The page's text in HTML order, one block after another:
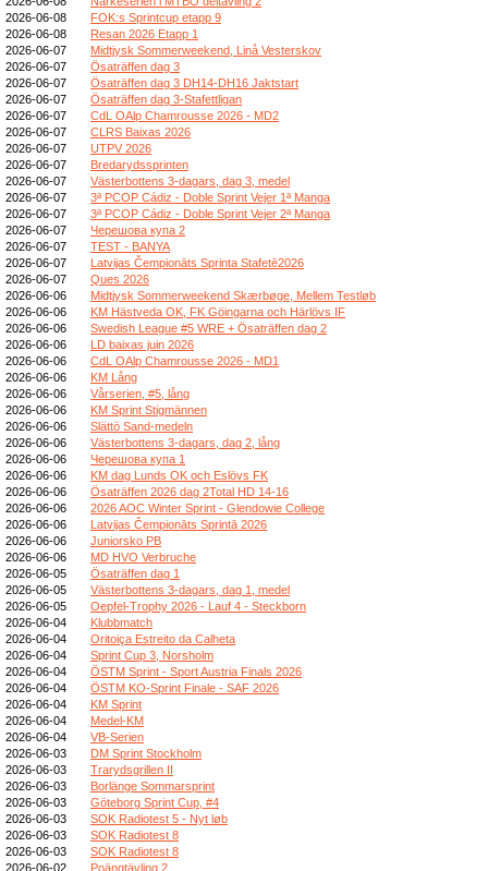
2026-06-08
FOK:s Sprintcup etapp 9
2026-06-08
Resan 2026 Etapp 1
2026-06-07
Midtjysk Sommerweekend, Linå Vesterskov
2026-06-07
Ösaträffen dag 3
2026-06-07
Ösaträffen dag 3 DH14-DH16 Jaktstart
2026-06-07
Ösaträffen dag 3-Stafettligan
2026-06-07
CdL OAlp Chamrousse 2026 - MD2
2026-06-07
CLRS Baixas 2026
2026-06-07
UTPV 2026
2026-06-07
Bredarydssprinten
2026-06-07
Västerbottens 3-dagars, dag 3, medel
2026-06-07
3ª PCOP Cádiz - Doble Sprint Vejer 1ª Manga
2026-06-07
3ª PCOP Cádiz - Doble Sprint Vejer 2ª Manga
2026-06-07
Черешова купа 2
2026-06-07
TEST - BANYA
2026-06-07
Latvijas Čempionāts Sprinta Stafetē2026
2026-06-07
Ques 2026
2026-06-06
Midtjysk Sommerweekend Skærbøge, Mellem Testløb
2026-06-06
KM Hästveda OK, FK Göingarna och Härlövs IF
2026-06-06
Swedish League #5 WRE + Ösaträffen dag 2
2026-06-06
LD baixas juin 2026
2026-06-06
CdL OAlp Chamrousse 2026 - MD1
2026-06-06
KM Lång
2026-06-06
Vårserien, #5, lång
2026-06-06
KM Sprint Stigmännen
2026-06-06
Slättö Sand-medeln
2026-06-06
Västerbottens 3-dagars, dag 2, lång
2026-06-06
Черешова купа 1
2026-06-06
KM dag Lunds OK och Eslövs FK
2026-06-06
Ösaträffen 2026 dag 2Total HD 14-16
2026-06-06
2026 AOC Winter Sprint - Glendowie College
2026-06-06
Latvijas Čempionāts Sprintā 2026
2026-06-06
Juniorsko PB
2026-06-06
MD HVO Verbruche
2026-06-05
Ösaträffen dag 1
2026-06-05
Västerbottens 3-dagars, dag 1, medel
2026-06-05
Oepfel-Trophy 2026 - Lauf 4 - Steckborn
2026-06-04
Klubbmatch
2026-06-04
Oritoiça Estreito da Calheta
2026-06-04
Sprint Cup 3, Norsholm
2026-06-04
ÖSTM Sprint - Sport Austria Finals 2026
2026-06-04
ÖSTM KO-Sprint Finale - SAF 2026
2026-06-04
KM Sprint
2026-06-04
Medel-KM
2026-06-04
VB-Serien
2026-06-03
DM Sprint Stockholm
2026-06-03
Trarydsgrillen II
2026-06-03
Borlänge Sommarsprint
2026-06-03
Göteborg Sprint Cup, #4
2026-06-03
SOK Radiotest 5 - Nyt løb
2026-06-03
SOK Radiotest 8
2026-06-03
SOK Radiotest 8
2026-06-02
Poängtävling 2